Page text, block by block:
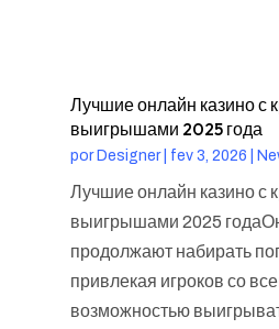
Лучшие онлайн казино с
выигрышами 2025 года
porDesigner| fev 3, 2026
Лучшие онлайн казино с
выигрышами 2025
продолжают набирать
привлекая игроков со
возможностью